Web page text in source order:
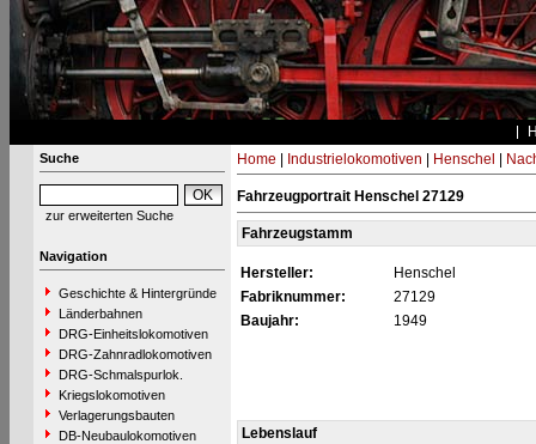
Suche
zur erweiterten Suche
Navigation
Geschichte & Hintergründe
Länderbahnen
DRG-Einheitslokomotiven
DRG-Zahnradlokomotiven
DRG-Schmalspurlok.
Kriegslokomotiven
Verlagerungsbauten
DB-Neubaulokomotiven
Home Industrielokomotiven Henschel
Fahrzeugportrait Henschel 27129
Fahrzeugstamm
Hersteller:
Henschel
Fabriknummer:
27129
Baujahr:
1949
Lebenslauf